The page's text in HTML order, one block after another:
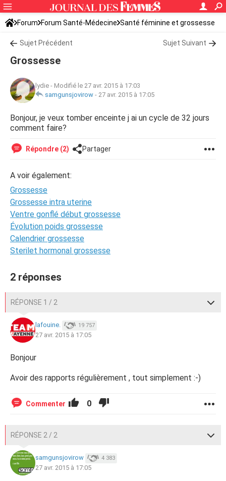
Forum Forum Santé-Médecine Santé féminine et grossesse
Tomber enceinte
Sujet Précédent Sujet Suivant
Grossesse
lydie - Modifié le 27 avr. 2015 à 17:03
samgunsjovirow - 27 avr. 2015 à 17:05
Bonjour, je veux tomber enceinte j ai un cycle de 32 jours
comment faire?
Répondre (2) Partager
A voir également:
Grossesse
Grossesse intra uterine
Ventre gonflé début grossesse
Évolution poids grossesse
Calendrier grossesse
Sterilet hormonal grossesse
2 réponses
RÉPONSE 1 / 2
lafouine. 19 757
27 avr. 2015 à 17:05
Bonjour
Avoir des rapports régulièrement , tout simplement :-)
Commenter 0
RÉPONSE 2 / 2
samgunsjovirow 4 383
27 avr. 2015 à 17:05